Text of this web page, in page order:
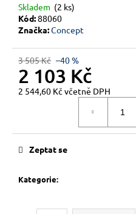
Skladem (2 ks)
Kód:88060
Značka:Concept
3 505 Kč –40 %
2 103 Kč
2 544,60 Kč včetně DPH
Kategorie:
Zeptat se